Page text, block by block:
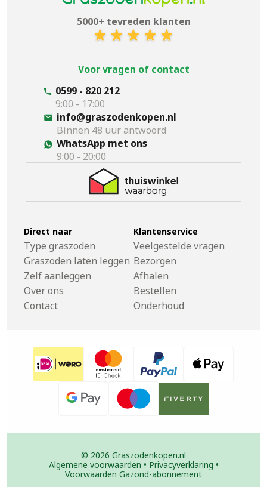
5000+ tevreden klanten
Voor vragen of contact
0599 - 820 212
9:00 - 17:00
info@graszodenkopen.nl
Binnen 48 uur antwoord
WhatsApp met ons
9:00 - 20:00
Direct naar
Type graszoden
Graszoden laten leggen
Zelf aanleggen
Over ons
Contact
Klantenservice
Veelgestelde vragen
Bezorgen
Afhalen
Bestellen
Onderhoud
© 2026 Graszodenkopen.nl
Algemene voorwaarden • Privacyverklaring •
Voorwaarden Gazond-abonnement